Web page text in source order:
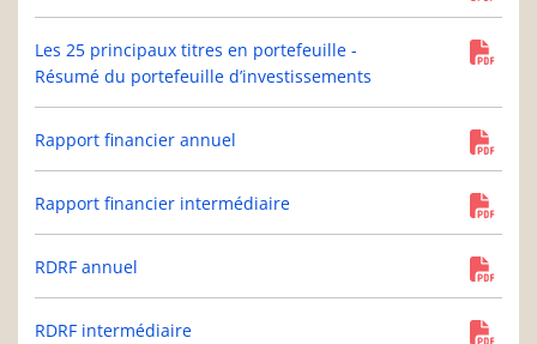
Les 25 principaux titres en portefeuille -
Résumé du portefeuille d’investissements
Rapport financier annuel
Rapport financier intermédiaire
RDRF annuel
RDRF intermédiaire